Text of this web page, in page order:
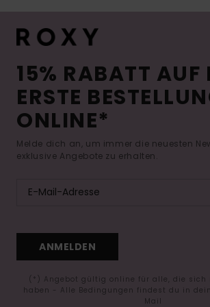
15% RABATT AUF
ERSTE
ONLINE*
Melde dich an, um immer die neuesten
exklusive Angebote zu erhalten.
ANMELDEN
(*) Angebot gültig online für alle, die sich
haben - Alle Bedingungen findest du in
Mail